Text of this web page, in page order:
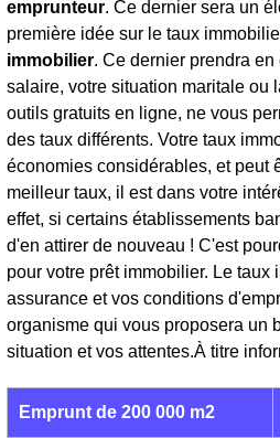
emprunteur. Ce dernier sera un
première idée sur le taux
immobilier. Ce dernier prendra
salaire, votre situation maritale ou
outils gratuits en ligne, ne vous
des taux différents. Votre taux
économies considérables, et peut
meilleur taux, il est dans votre
effet, si certains établissements
d'en attirer de nouveau ! C'est
pour votre prêt immobilier. Le
assurance et vos conditions
organisme qui vous proposera un
situation et vos attentes.À titre
Emprunt de 200 000 m2